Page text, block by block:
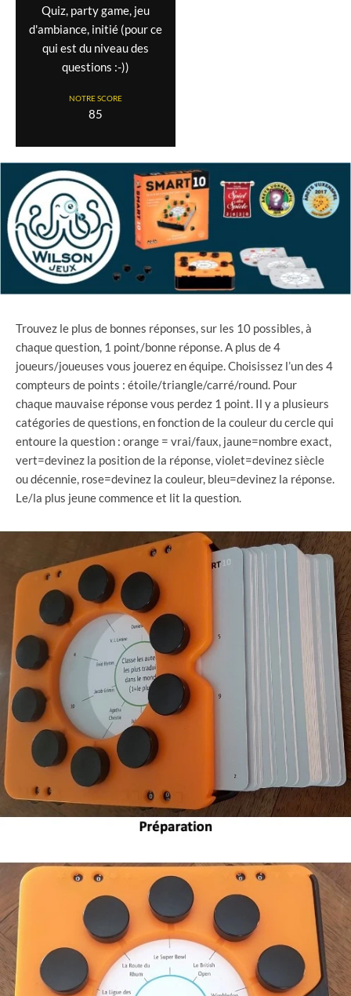
Quiz, party game, jeu
d'ambiance, initié (pour ce
qui est du niveau des
questions :-))
NOTRE SCORE
85
Trouvez le plus de bonnes réponses, sur les 10 possibles, à
chaque question, 1 point/bonne réponse. A plus de 4
joueurs/joueuses vous jouerez en équipe. Choisissez l’un des 4
compteurs de points : étoile/triangle/carré/round. Pour
chaque mauvaise réponse vous perdez 1 point. Il y a plusieurs
catégories de questions, en fonction de la couleur du cercle qui
entoure la question : orange = vrai/faux, jaune=nombre exact,
vert=devinez la position de la réponse, violet=devinez siècle
ou décennie, rose=devinez la couleur, bleu=devinez la réponse.
Le/la plus jeune commence et lit la question.